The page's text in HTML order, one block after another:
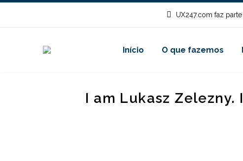
UX247.com faz
Início O que fazemos
I am Lukasz Zelezny.